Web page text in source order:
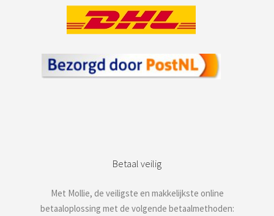
Betaal veilig
Met Mollie, de veiligste en makkelijkste online
betaaloplossing met de volgende betaalmethoden: